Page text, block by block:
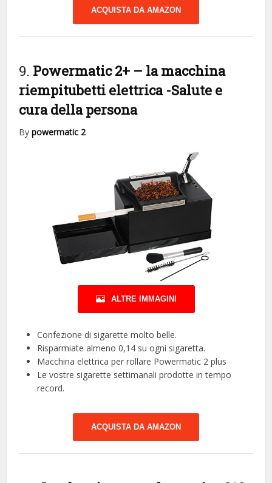
ACQUISTA DA AMAZON
9. Powermatic 2+ – la macchina
riempitubetti elettrica -Salute e
cura della persona
Bypowermatic 2
ALTRE IMMAGINI
Confezione di sigarette molto belle.
Risparmiate almeno 0,14 su ogni sigaretta.
Macchina elettrica per rollare Powermatic 2 plus
Le vostre sigarette settimanali prodotte in tempo
record.
ACQUISTA DA AMAZON